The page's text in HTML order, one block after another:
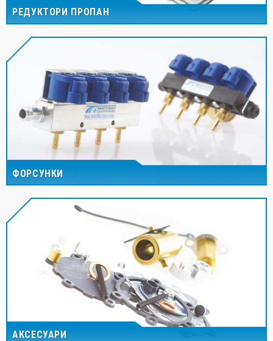
РЕДУКТОРИ ПРОПАН
ФОРСУНКИ
АКСЕСУАРИ